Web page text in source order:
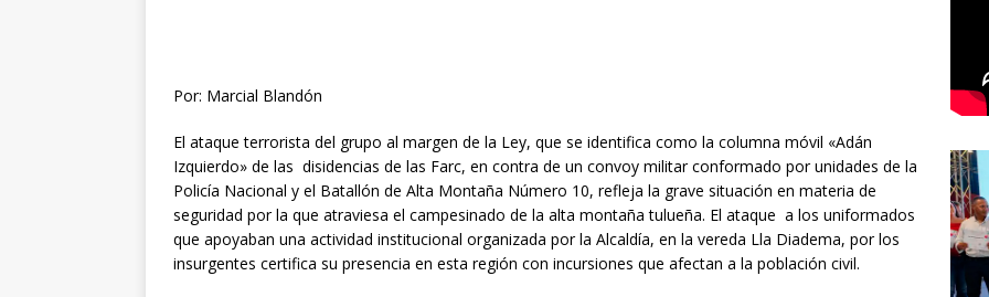
Por: Marcial Blandón
El ataque terrorista del grupo al margen de la Ley, que se identifica como la columna móvil «Adán
Izquierdo» de las disidencias de las Farc, en contra de un convoy militar conformado por unidades de la
Policía Nacional y el Batallón de Alta Montaña Número 10, refleja la grave situación en materia de
seguridad por la que atraviesa el campesinado de la alta montaña tulueña. El ataque a los uniformados
que apoyaban una actividad institucional organizada por la Alcaldía, en la vereda Lla Diadema, por los
insurgentes certifica su presencia en esta región con incursiones que afectan a la población civil.